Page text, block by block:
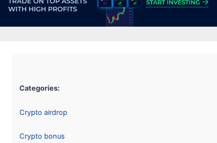
Categories:
Crypto airdrop
Crypto bonus